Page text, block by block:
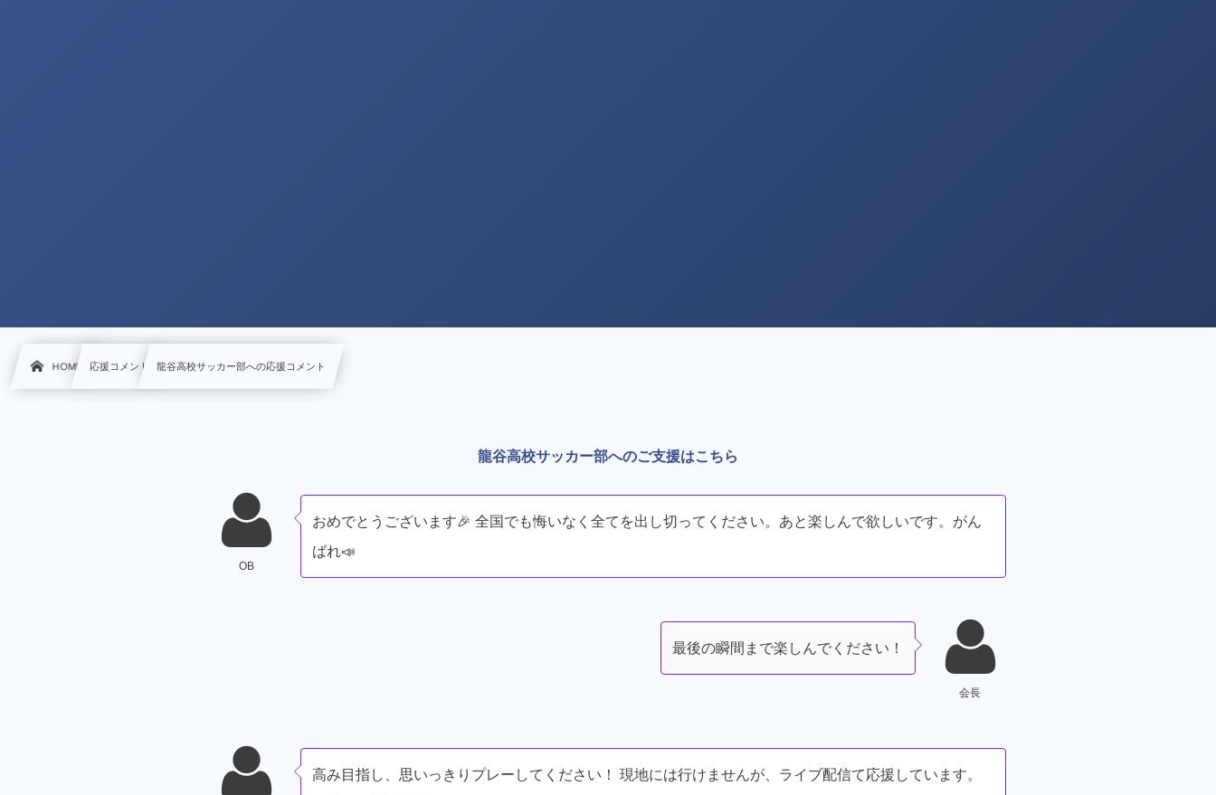
HOME 応援コメント 龍谷高校サッカー部への応援コメント
龍谷高校サッカー部へのご支援はこちら
OB
おめでとうございます🎉 全国でも悔いなく全てを出し切ってください。あと楽しんで欲しいです。がん
ばれ📣
会長
最後の瞬間まで楽しんでください！
高み目指し、思いっきりプレーしてください！ 現地には行けませんが、ライブ配信て応援しています。